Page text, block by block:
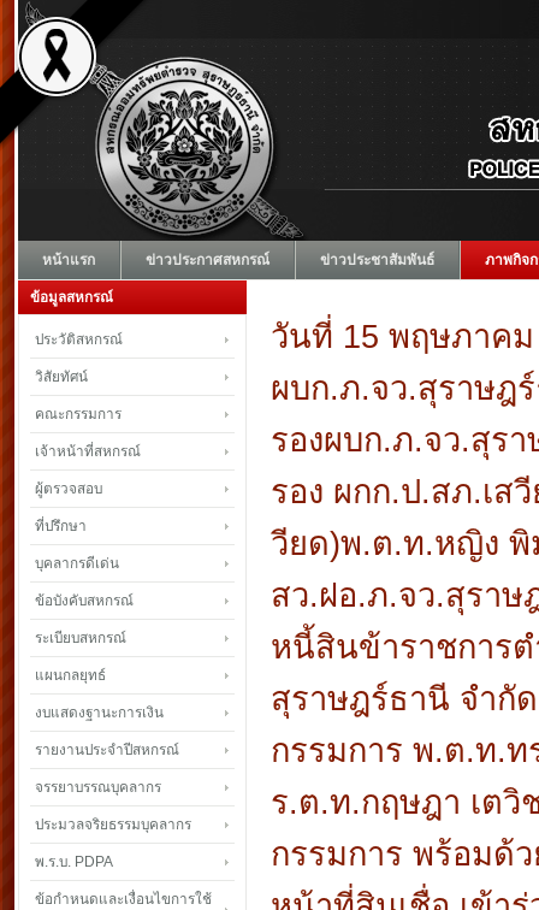
หน้าแรก ข่าวประกาศสหกรณ์ ข่าวประชาสัมพันธ์ ภาพกิจก
วันที่ 15 พฤษภาค
ผบก.ภ.จว.สุราษฎ
รองผบก.ภ.จว.สุร
รอง ผกก.ป.สภ.เส
วียด)พ.ต.ท.หญิง พิ
สว.ฝอ.ภ.จว.สุรา
หนี้สินข้าราชการ
สุราษฎร์ธานี จำกั
กรรมการ พ.ต.ท.ท
ร.ต.ท.กฤษฎา เต
กรรมการ พร้อมด้
ข้อมูลสหกรณ์
ประวัติสหกรณ์
วิสัยทัศน์
คณะกรรมการ
เจ้าหน้าที่สหกรณ์
ผู้ตรวจสอบ
ที่ปรึกษา
บุคลากรดีเด่น
ข้อบังคับสหกรณ์
ระเบียบสหกรณ์
แผนกลยุทธ์
งบแสดงฐานะการเงิน
รายงานประจำปีสหกรณ์
จรรยาบรรณบุคลากร
ประมวลจริยธรรมบุคลากร
พ.ร.บ. PDPA
ข้อกำหนดและเงื่อนไขการใช้